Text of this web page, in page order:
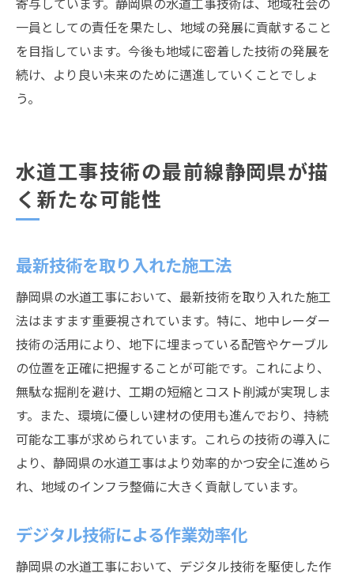
一員としての責任を果たし、地域の発展に貢献すること
を目指しています。今後も地域に密着した技術の発展を
続け、より良い未来のために邁進していくことでしょ
う。
水道工事技術の最前線静岡県が描
く新たな可能性
最新技術を取り入れた施工法
静岡県の水道工事において、最新技術を取り入れた施工
法はますます重要視されています。特に、地中レーダー
技術の活用により、地下に埋まっている配管やケーブル
の位置を正確に把握することが可能です。これにより、
無駄な掘削を避け、工期の短縮とコスト削減が実現しま
す。また、環境に優しい建材の使用も進んでおり、持続
可能な工事が求められています。これらの技術の導入に
より、静岡県の水道工事はより効率的かつ安全に進めら
れ、地域のインフラ整備に大きく貢献しています。
デジタル技術による作業効率化
静岡県の水道工事において、デジタル技術を駆使した作